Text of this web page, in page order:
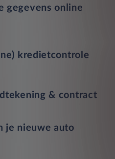
gegevens online
kredietcontrole
& contract
je nieuwe auto